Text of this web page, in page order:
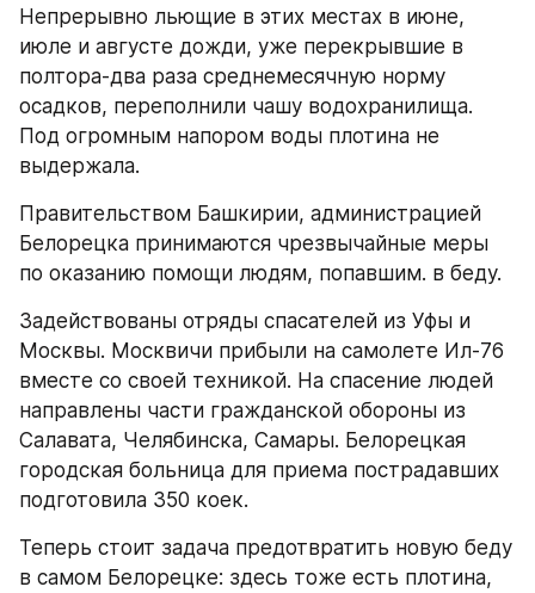
Непрерывно льющие в этих местах в июне,
июле и августе дожди, уже перекрывшие в
полтора-два раза среднемесячную норму
осадков, переполнили чашу водохранилища.
Под огромным напором воды плотина не
выдержала.
Правительством Башкирии, администрацией
Белорецка принимаются чрезвычайные меры
по оказанию помощи людям, попавшим. в беду.
Задействованы отряды спасателей из Уфы и
Москвы. Москвичи прибыли на самолете Ил-76
вместе со своей техникой. На спасение людей
направлены части гражданской обороны из
Салавата, Челябинска, Самары. Белорецкая
городская больница для приема пострадавших
подготовила 350 коек.
Теперь стоит задача предотвратить новую беду
в самом Белорецке: здесь тоже есть плотина,